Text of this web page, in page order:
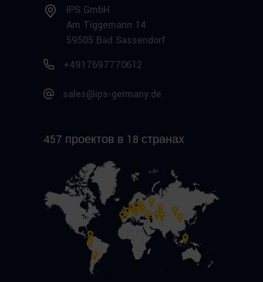
IPS GmbH
Am Tiggemann 14
59505 Bad Sassendorf
+4917697770612
sales@ips-germany.de
457 проектов в 18 странах